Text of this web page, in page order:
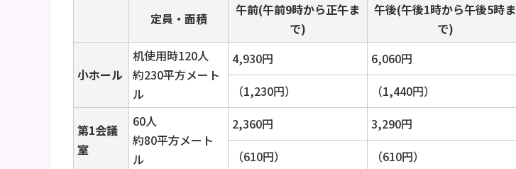
定員・面積
午前(午前9時から正午ま
で)
午後(午後1時から午後5時ま
で)
小ホール
机使用時120人
約230平方メート
ル
4,930円 6,060円
（1,230円）
（1,440円）
第1会議
室
60人
約80平方メート
ル
2,360円 3,290円
（610円）
（610円）